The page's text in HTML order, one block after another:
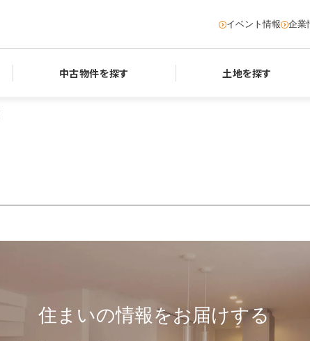
イベント情報 企業
中古物件を探す 土地を探す
住まいの情報をお届けする